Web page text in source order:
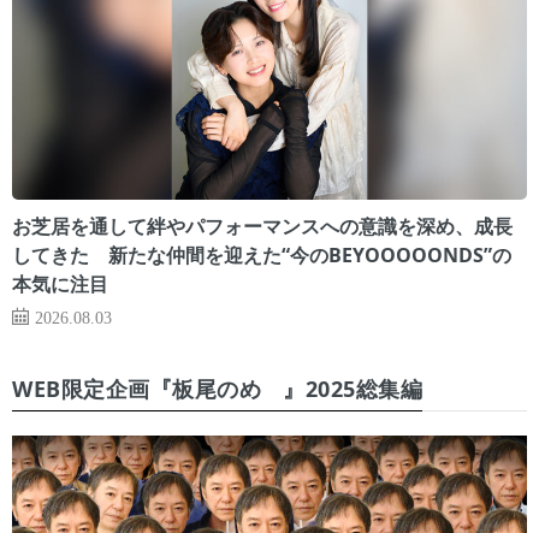
お芝居を通して絆やパフォーマンスへの意識を深め、成長
してきた 新たな仲間を迎えた“今のBEYOOOOONDS”の
本気に注目
2026.08.03
WEB限定企画『板尾のめ゙』2025総集編